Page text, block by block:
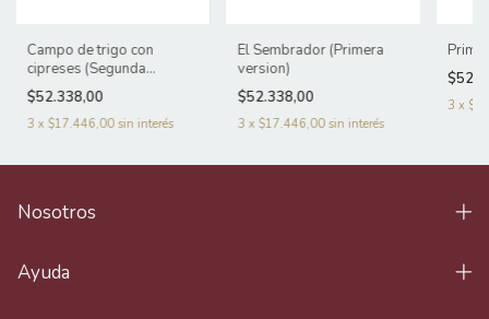
Campo de trigo con
cipreses (Segunda
version)
$52.338,00
3 x $17.446,00 sin interés
El Sembrador (Primera
version)
$52.338,00
3 x $17.446,00 sin interés
3 x
Nosotros
Ayuda